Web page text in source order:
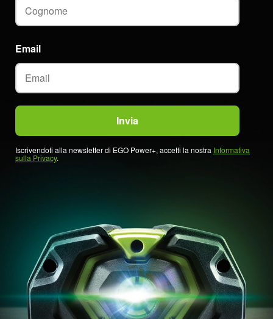
Email
Iscrivendoti alla newsletter di EGO Power+, accetti la nostra Informativa
sulla Privacy.